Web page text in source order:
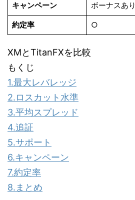
キャンペーン ボーナスあり
約定率 ○
XMとTitanFXを比較
もくじ
1.最大レバレッジ
2.ロスカット水準
3.平均スプレッド
4.追証
5.サポート
6.キャンペーン
7.約定率
8.まとめ